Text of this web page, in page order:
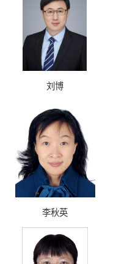
刘博
李秋英